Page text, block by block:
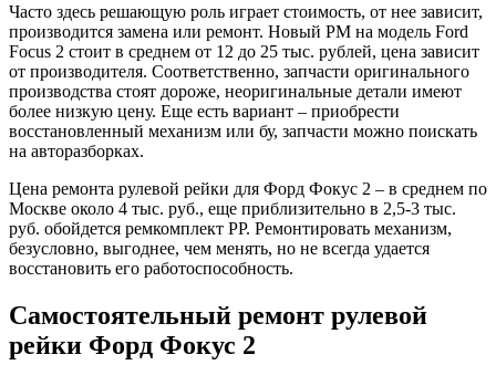
Часто здесь решающую роль играет стоимость, от нее зависит,
производится замена или ремонт. Новый РМ на модель Ford
Focus 2 стоит в среднем от 12 до 25 тыс. рублей, цена зависит
от производителя. Соответственно, запчасти оригинального
производства стоят дороже, неоригинальные детали имеют
более низкую цену. Еще есть вариант – приобрести
восстановленный механизм или бу, запчасти можно поискать
на авторазборках.
Цена ремонта рулевой рейки для Форд Фокус 2 – в среднем по
Москве около 4 тыс. руб., еще приблизительно в 2,5-3 тыс.
руб. обойдется ремкомплект РР. Ремонтировать механизм,
безусловно, выгоднее, чем менять, но не всегда удается
восстановить его работоспособность.
Самостоятельный ремонт рулевой
рейки Форд Фокус 2